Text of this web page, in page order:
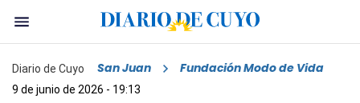
Diario de Cuyo San Juan Fundación Modo de Vida
9 de junio de 2026 - 19:13